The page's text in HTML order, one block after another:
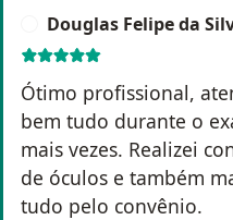
Douglas Felipe da
Ótimo profissional,
bem tudo durante o
mais vezes. Realizei
de óculos e também
tudo pelo convênio.